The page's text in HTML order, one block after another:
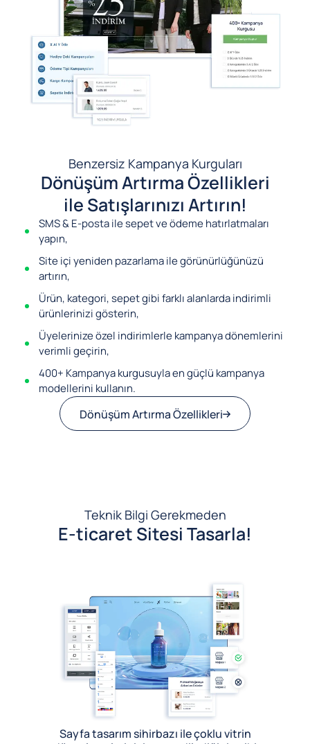
Benzersiz Kampanya Kurguları
Dönüşüm Artırma Özellikleri
ile Satışlarınızı Artırın!
SMS & E-posta ile sepet ve ödeme hatırlatmaları
yapın,
Site içi yeniden pazarlama ile görünürlüğünüzü
artırın,
Ürün, kategori, sepet gibi farklı alanlarda indirimli
ürünlerinizi gösterin,
Üyelerinize özel indirimlerle kampanya dönemlerini
verimli geçirin,
400+ Kampanya kurgusuyla en güçlü kampanya
modellerini kullanın.
Dönüşüm Artırma Özellikleri
Teknik Bilgi Gerekmeden
E-ticaret Sitesi Tasarla!
Sayfa tasarım sihirbazı ile çoklu vitrin